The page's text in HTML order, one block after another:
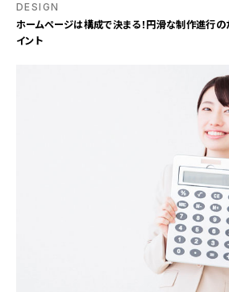
DESIGN
ホームページは構成で決まる！円滑な制作進行
イント